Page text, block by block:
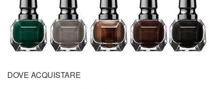
DOVE ACQUISTARE